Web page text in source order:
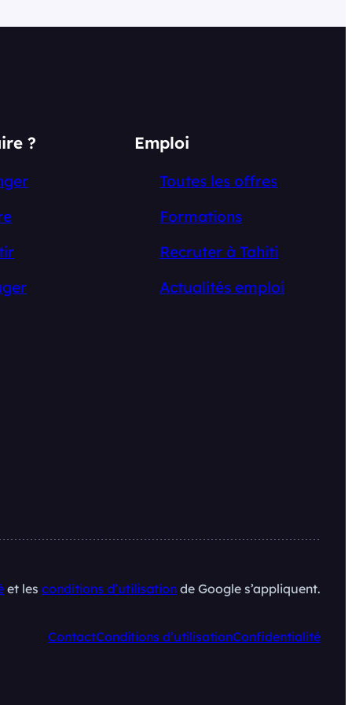
? Emploi
Toutes les offres
Formations
Recruter à Tahiti
Actualités emploi
et les conditions d’utilisation de Google s’appliquent.
ContactConditions d’utilisationConfidentialité